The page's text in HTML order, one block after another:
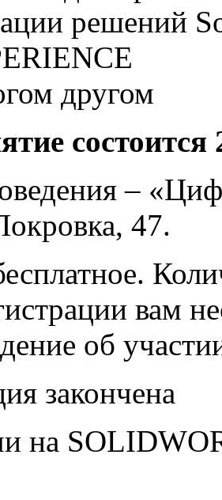
решений
другом
состоится
–
47.
вам
об
закончена
на